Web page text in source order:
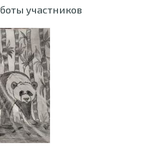
участников